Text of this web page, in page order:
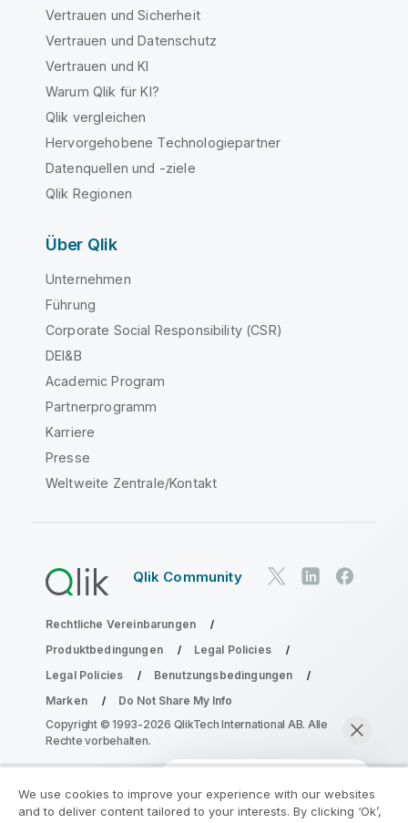
Vertrauen und Sicherheit
Vertrauen und Datenschutz
Vertrauen und KI
Warum Qlik für KI?
Qlik vergleichen
Hervorgehobene Technologiepartner
Datenquellen und -ziele
Qlik Regionen
Über Qlik
Unternehmen
Führung
Corporate Social Responsibility (CSR)
DEI&B
Academic Program
Partnerprogramm
Karriere
Presse
Weltweite Zentrale/Kontakt
Qlik Community
Rechtliche Vereinbarungen
Produktbedingungen
Legal Policies
Legal Policies
Benutzungsbedingungen
Marken
Do Not Share My Info
Copyright © 1993-2026 QlikTech International AB. Alle
Rechte vorbehalten.
Nehmen Sie am Analyse-
We use cookies to improve your experience with our websites
and to deliver content tailored to your interests. By clicking ‘Ok’,